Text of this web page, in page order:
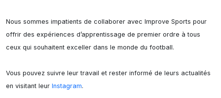
Nous sommes impatients de collaborer avec Improve Sports pour
offrir des expériences d’apprentissage de premier ordre à tous
ceux qui souhaitent exceller dans le monde du football.
Vous pouvez suivre leur travail et rester informé de leurs actualités
en visitant leur Instagram.